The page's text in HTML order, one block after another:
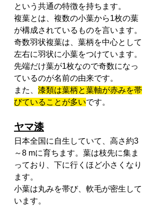
という共通の特徴を持ちます。
複葉とは、複数の小葉から1枚の葉
が構成されているものを言います。
奇数羽状複葉は、葉柄を中心として
左右に羽状に小葉をつけています。
先端だけ葉が1枚なので奇数になっ
ているのが名前の由来です。
また、 漆類は葉柄と葉軸が赤みを帯
びていることが多いです。
ヤマ漆
日本全国に自生していて、高さ約3
～8 mに育ちます。葉は枝先に集ま
っており、下に行くほど小さくなり
ます。
小葉は丸みを帯び、軟毛が密生して
います。